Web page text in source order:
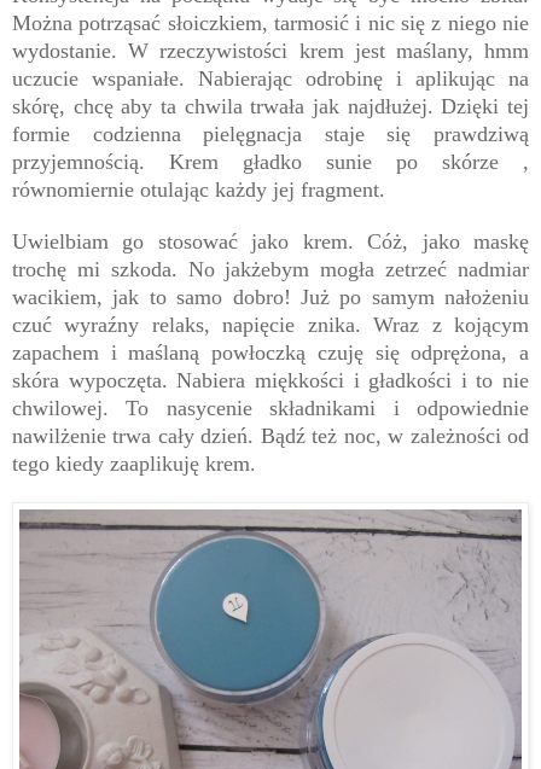
Można potrząsać słoiczkiem, tarmosić i nic się z niego nie
wydostanie. W rzeczywistości krem jest maślany, hmm
uczucie wspaniałe. Nabierając odrobinę i aplikując na
skórę, chcę aby ta chwila trwała jak najdłużej. Dzięki tej
formie codzienna pielęgnacja staje się prawdziwą
przyjemnością. Krem gładko sunie po skórze ,
równomiernie otulając każdy jej fragment.
Uwielbiam go stosować jako krem. Cóż, jako maskę
trochę mi szkoda. No jakżebym mogła zetrzeć nadmiar
wacikiem, jak to samo dobro! Już po samym nałożeniu
czuć wyraźny relaks, napięcie znika. Wraz z kojącym
zapachem i maślaną powłoczką czuję się odprężona, a
skóra wypoczęta. Nabiera miękkości i gładkości i to nie
chwilowej. To nasycenie składnikami i odpowiednie
nawilżenie trwa cały dzień. Bądź też noc, w zależności od
tego kiedy zaaplikuję krem.